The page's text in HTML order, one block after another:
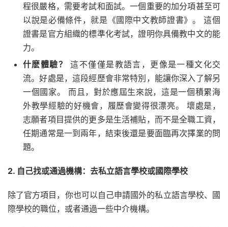
程很嚴格，需要考試和面試。一個重要的加分項甚至可
以說是必備條件，就是《國際中文教師證書》。 這個
證書是官方組織的標準化考試，證明你具備教中文的能
力。
什麽體驗？
這不僅僅是教語言，更像是一種文化交
流。好處是，這段經歷會非常特別，能讓你深入了解另
一個國家。 而且，對於應屆生來說，這是一個積累海
外教學經驗的好機會，履歷會變得很漂亮。 壞處是，
志願者項目提供的更多是生活補貼，而不是全職工資，
任期通常是一到兩年，結束後還是要面臨再次擇業的問
題。
2. 自己找或通過機構：去私立語言學校或國際學校
除了官方項目，你也可以自己申請國外的私立語言學校、國
際學校的職位，或者通過一些中介機構。